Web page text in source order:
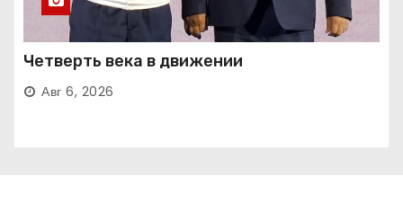
Четверть века в движении
Авг 6, 2026